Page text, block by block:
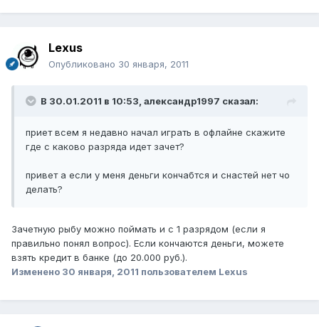
Lexus
Опубликовано 30 января, 2011
В 30.01.2011 в 10:53, александр1997 сказал:
приет всем я недавно начал играть в офлайне скажите
где с каково разряда идет зачет?
привет а если у меня деньги кончабтся и снастей нет чо
делать?
Зачетную рыбу можно поймать и с 1 разрядом (если я
правильно понял вопрос). Если кончаются деньги, можете
взять кредит в банке (до 20.000 руб.).
Изменено 30 января, 2011 пользователем Lexus